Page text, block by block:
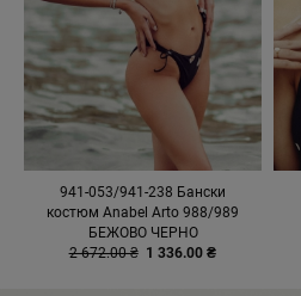
941-053/941-238 Бански
костюм Anabel Arto 988/989
БЕЖОВО ЧЕРНО
2 672.00 ₴ 1 336.00 ₴